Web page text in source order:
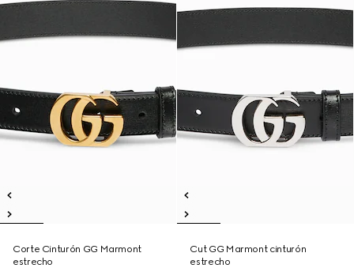
Corte Cinturón GG Marmont
estrecho
Cut GG Marmont cinturón
estrecho